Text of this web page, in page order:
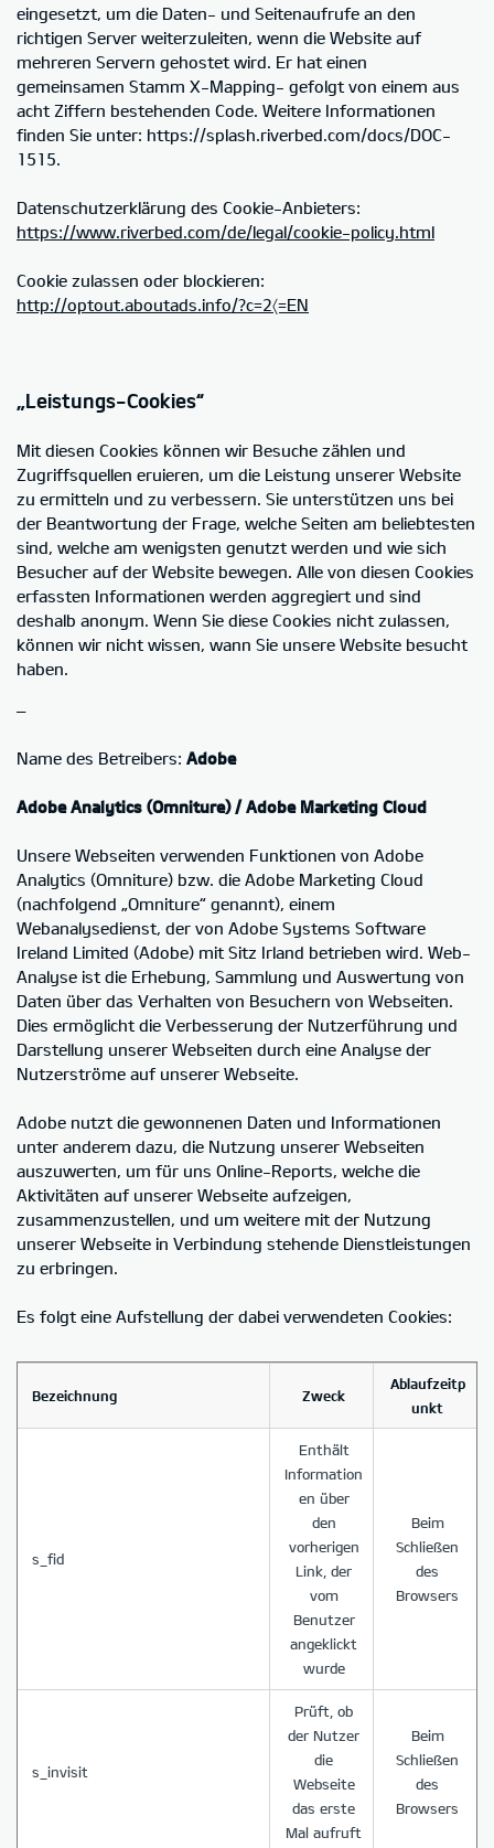
eingesetzt, um die Daten- und Seitenaufrufe an den
richtigen Server weiterzuleiten, wenn die Website auf
mehreren Servern gehostet wird. Er hat einen
gemeinsamen Stamm X-Mapping- gefolgt von einem aus
acht Ziffern bestehenden Code. Weitere Informationen
finden Sie unter: https://splash.riverbed.com/docs/DOC-
1515.
Datenschutzerklärung des Cookie-Anbieters:
https://www.riverbed.com/de/legal/cookie-policy.html
Cookie zulassen oder blockieren:
http://optout.aboutads.info/?c=2〈=EN
„Leistungs-Cookies“
Mit diesen Cookies können wir Besuche zählen und
Zugriffsquellen eruieren, um die Leistung unserer Website
zu ermitteln und zu verbessern. Sie unterstützen uns bei
der Beantwortung der Frage, welche Seiten am beliebtesten
sind, welche am wenigsten genutzt werden und wie sich
Besucher auf der Website bewegen. Alle von diesen Cookies
erfassten Informationen werden aggregiert und sind
deshalb anonym. Wenn Sie diese Cookies nicht zulassen,
können wir nicht wissen, wann Sie unsere Website besucht
haben.
–
Name des Betreibers: Adobe
Adobe Analytics (Omniture) / Adobe Marketing Cloud
Unsere Webseiten verwenden Funktionen von Adobe
Analytics (Omniture) bzw. die Adobe Marketing Cloud
(nachfolgend „Omniture“ genannt), einem
Webanalysedienst, der von Adobe Systems Software
Ireland Limited (Adobe) mit Sitz Irland betrieben wird. Web-
Analyse ist die Erhebung, Sammlung und Auswertung von
Daten über das Verhalten von Besuchern von Webseiten.
Dies ermöglicht die Verbesserung der Nutzerführung und
Darstellung unserer Webseiten durch eine Analyse der
Nutzerströme auf unserer Webseite.
Adobe nutzt die gewonnenen Daten und Informationen
unter anderem dazu, die Nutzung unserer Webseiten
auszuwerten, um für uns Online-Reports, welche die
Aktivitäten auf unserer Webseite aufzeigen,
zusammenzustellen, und um weitere mit der Nutzung
unserer Webseite in Verbindung stehende Dienstleistungen
zu erbringen.
Es folgt eine Aufstellung der dabei verwendeten Cookies:
Bezeichnung Zweck
Ablaufzeitp
unkt
s_fid
Enthält
Information
en über
den
vorherigen
Link, der
vom
Benutzer
angeklickt
wurde
Beim
Schließen
des
Browsers
s_invisit
Prüft, ob
der Nutzer
die
Webseite
das erste
Mal aufruft
Beim
Schließen
des
Browsers